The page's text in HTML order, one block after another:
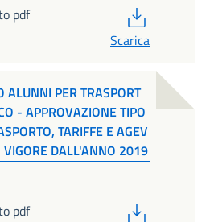
pdf
Scarica
ALUNNI PER TRASPORT
- APPROVAZIONE TIPO
TARIFFE E AGEV
DALL'ANNO 2019
pdf